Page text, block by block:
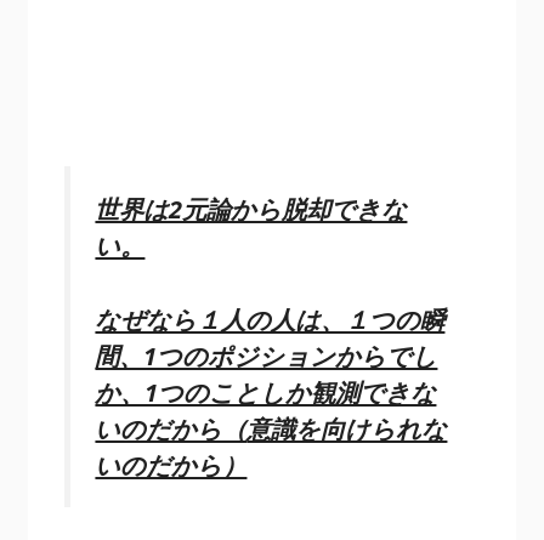
世界は2元論から脱却できな
い。
なぜなら１人の人は、１つの瞬
間、1つのポジションからでし
か、1つのことしか観測できな
いのだから（意識を向けられな
いのだから）